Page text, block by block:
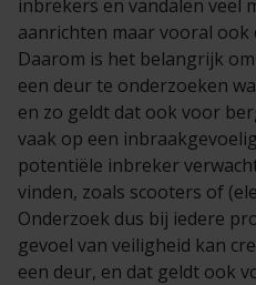
inbrekers en vandalen veel
aanrichten maar vooral ook
Daarom is het belangrijk
een deur te onderzoeken
en zo geldt dat ook voor
vaak op een
potentiële inbreker
vinden, zoals scooters of
Onderzoek dus bij iedere
gevoel van veiligheid kan
een deur, en dat geldt ook